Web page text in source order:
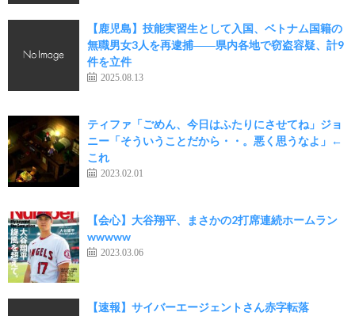
【鹿児島】技能実習生として入国、ベトナム国籍の
無職男女3人を再逮捕――県内各地で窃盗容疑、計9
件を立件
2025.08.13
ティファ「ごめん、今日はふたりにさせてね」ジョ
ニー「そういうことだから・・。悪く思うなよ」←
これ
2023.02.01
【会心】大谷翔平、まさかの2打席連続ホームラン
wwwww
2023.03.06
【速報】サイバーエージェントさん赤字転落